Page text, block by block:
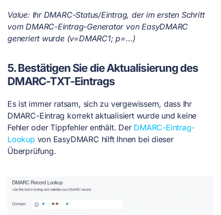
Value: Ihr DMARC-Status/Eintrag, der im ersten Schritt
vom DMARC-Eintrag-Generator von EasyDMARC
generiert wurde (v=DMARC1; p=…)
5. Bestätigen Sie die Aktualisierung des
DMARC-TXT-Eintrags
Es ist immer ratsam, sich zu vergewissern, dass Ihr
DMARC-Eintrag korrekt aktualisiert wurde und keine
Fehler oder Tippfehler enthält. Der DMARC-Eintrag-
Lookup von EasyDMARC hilft Ihnen bei dieser
Überprüfung.